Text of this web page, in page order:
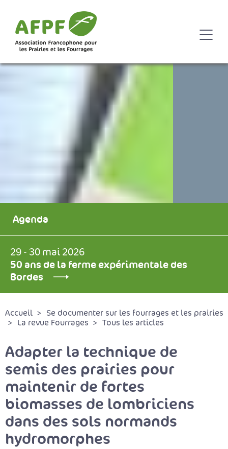
Agenda
29 - 30 mai 2026
50 ans de la ferme expérimentale des
Bordes
Accueil
Se documenter sur les fourrages et les prairies
La revue Fourrages
Tous les articles
Adapter la technique de
semis des prairies pour
maintenir de fortes
biomasses de lombriciens
dans des sols normands
hydromorphes